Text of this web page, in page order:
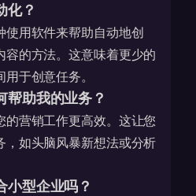
化？
使用软件来帮助自动地创
的方法。这意味着更少的
于创意任务。
帮助我的业务？
营销工作更高效。这让您
，如头脑风暴新想法或分析
小型企业吗？